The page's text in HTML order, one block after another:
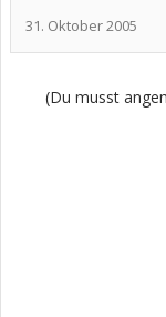
31. Oktober 2005
(Du musst